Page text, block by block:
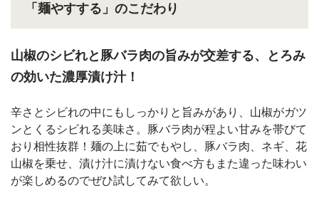
「麺やすする」のこだわり
山椒のシビれと豚バラ肉の旨みが交差する、とろみ
の効いた濃厚漬け汁！
辛さとシビれの中にもしっかりと旨みがあり、山椒がガツ
ンとくるシビれる美味さ。豚バラ肉が程よい甘みを帯びて
おり相性抜群！麺の上に茹でもやし、豚バラ肉、ネギ、花
山椒を乗せ、漬け汁に漬けない食べ方もまた違った味わい
が楽しめるのでぜひ試してみて欲しい。